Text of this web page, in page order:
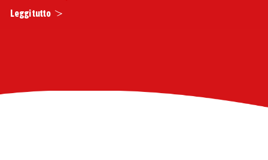
Leggi tutto